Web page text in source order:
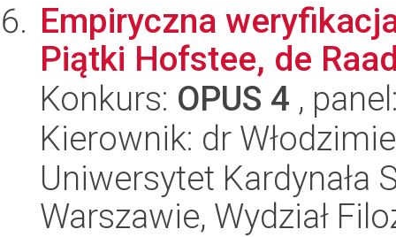
Empiryczna
Piątki Hofstee, de
Konkurs: OPUS 4 ,
Kierownik: dr
Uniwersytet Kardynała
Warszawie, Wydział